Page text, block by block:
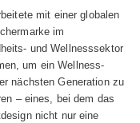
Geräts
mit einer globalen
im
und Wellnesssektor
um ein Wellness-
nächsten Generation zu
– eines, bei dem das
nicht nur eine